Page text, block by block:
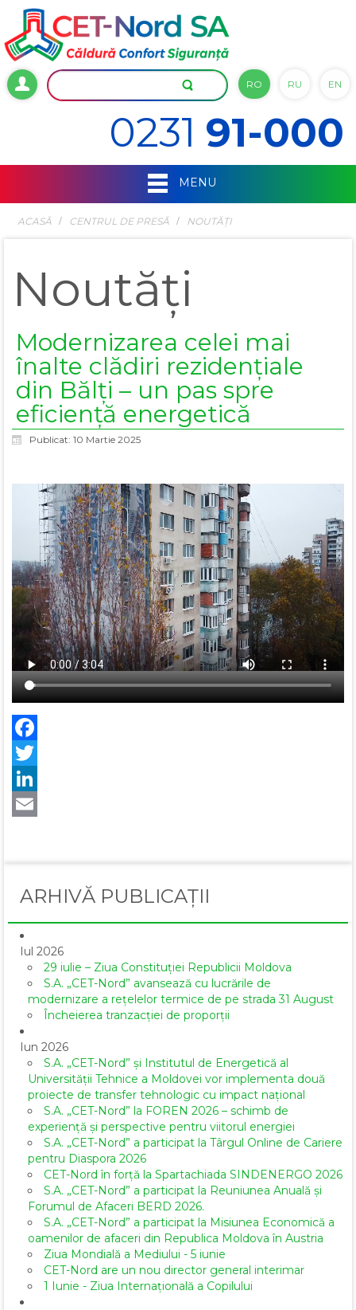
RO RU EN
0231 91-000
MENU
ACASĂ СENTRUL DE PRESĂ NOUTĂȚI
Noutăți
Modernizarea celei mai
înalte clădiri rezidențiale
din Bălți – un pas spre
eficiență energetică
Publicat: 10 Martie 2025
ARHIVĂ PUBLICAȚII
Iul 2026
29 iulie – Ziua Constituției Republicii Moldova
S.A. „CET-Nord” avansează cu lucrările de
modernizare a rețelelor termice de pe strada 31 August
Încheierea tranzacției de proporții
Iun 2026
S.A. „CET-Nord” și Institutul de Energetică al
Universității Tehnice a Moldovei vor implementa două
proiecte de transfer tehnologic cu impact național
S.A. „CET-Nord” la FOREN 2026 – schimb de
experiență și perspective pentru viitorul energiei
S.A. „CET-Nord” a participat la Târgul Online de Cariere
pentru Diaspora 2026
CET-Nord în forță la Spartachiada SINDENERGO 2026
S.A. „CET-Nord” a participat la Reuniunea Anuală și
Forumul de Afaceri BERD 2026.
S.A. „CET-Nord” a participat la Misiunea Economică a
oamenilor de afaceri din Republica Moldova în Austria
Ziua Mondială a Mediului - 5 iunie
CET-Nord are un nou director general interimar
1 Iunie - Ziua Internațională a Copilului